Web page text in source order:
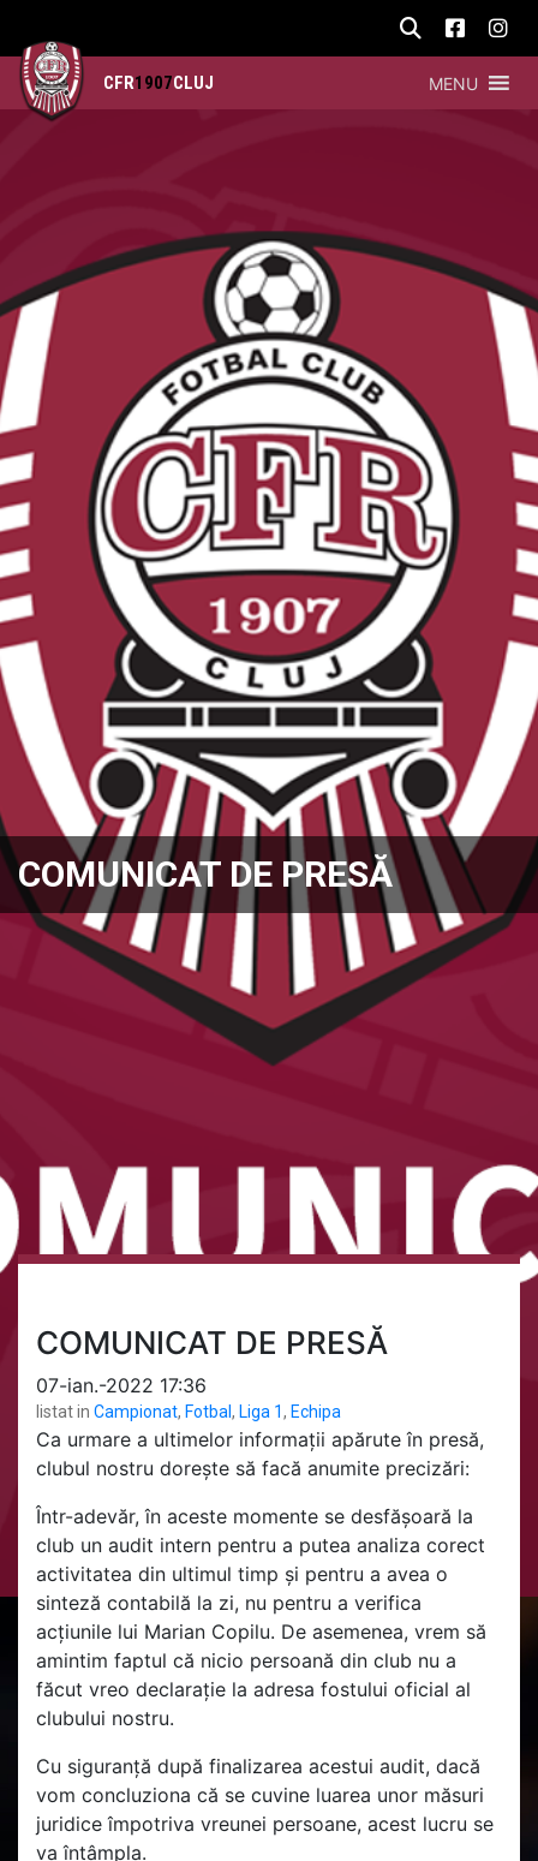
CFR1907CLUJ MENU
COMUNICAT DE PRESĂ
COMUNICAT DE PRESĂ
07-ian.-2022 17:36
listat in Campionat, Fotbal, Liga 1, Echipa
Ca urmare a ultimelor informații apărute în presă,
clubul nostru dorește să facă anumite precizări:
Într-adevăr, în aceste momente se desfășoară la
club un audit intern pentru a putea analiza corect
activitatea din ultimul timp și pentru a avea o
sinteză contabilă la zi, nu pentru a verifica
acțiunile lui Marian Copilu. De asemenea, vrem să
amintim faptul că nicio persoană din club nu a
făcut vreo declarație la adresa fostului oficial al
clubului nostru.
Cu siguranță după finalizarea acestui audit, dacă
vom concluziona că se cuvine luarea unor măsuri
juridice împotriva vreunei persoane, acest lucru se
va întâmpla.